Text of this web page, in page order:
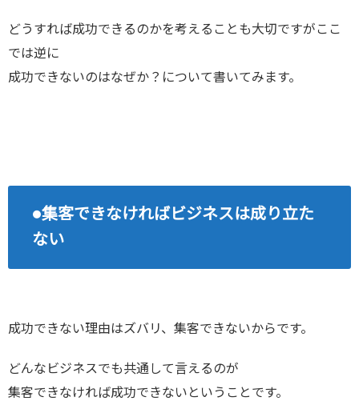
どうすれば成功できるのかを考えることも大切ですがここ
では逆に
成功できないのはなぜか？について書いてみます。
●集客できなければビジネスは成り立た
ない
成功できない理由はズバリ、集客できないからです。
どんなビジネスでも共通して言えるのが
集客できなければ成功できないということです。